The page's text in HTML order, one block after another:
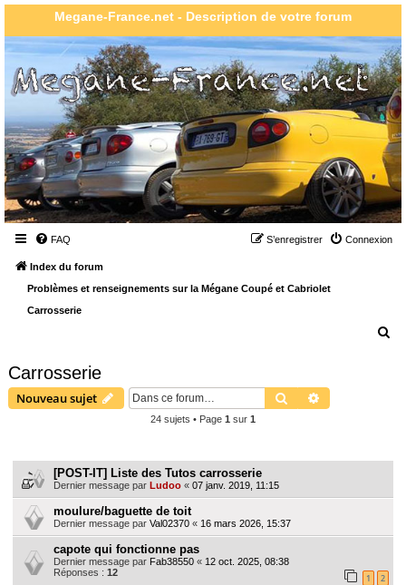
Megane-France.net - Description de votre forum
FAQ Connexion
S’enregistrer
Index du forum
Problèmes et renseignements sur la Mégane Coupé et Cabriolet
Carrosserie
c
Carrosserie
Nouveau sujet Rechercher
24 sujets • Page 1 sur 1
[POST-IT] Liste des Tutos carrosserie
Dernier message par Ludoo « 07 janv. 2019, 11:15
moulure/baguette de toit
Dernier message par Val02370 « 16 mars 2026, 15:37
capote qui fonctionne pas
Dernier message par Fab38550 « 12 oct. 2025, 08:38
Réponses : 12 1 2